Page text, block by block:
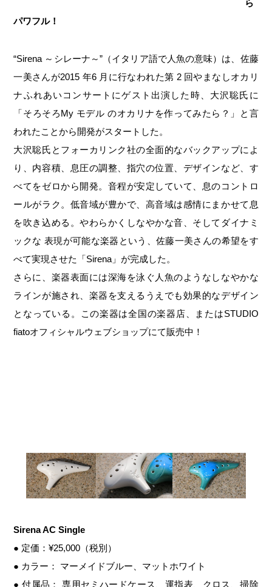
ら
パワフル！
“Sirena ～シレーナ～”（イタリア語で人魚の意味）は、佐藤
一美さんが2015 年6 月に行なわれた第 2 回やまなしオカリ
ナふれあいコンサートにゲスト出演した時、大沢聡氏に
「そろそろMy モデル のオカリナを作ってみたら？」と言
われたことから開発がスタートした。
大沢聡氏とフォーカリンク社の全面的なバックアップによ
り、内容積、息圧の調整、指穴の位置、デザインなど、す
べてをゼロから開発。音程が安定していて、息のコントロ
ールがラク。低音域が豊かで、高音域は感情にまかせて息
を吹き込める。やわらかくしなやかな音、そしてダイナミ
ックな 表現が可能な楽器という、佐藤一美さんの希望をす
べて実現させた「Sirena」が完成した。
さらに、楽器表面には深海を泳ぐ人魚のようなしなやかな
ラインが施され、楽器を支えるうえでも効果的なデザイン
となっている。この楽器は全国の楽器店、またはSTUDIO
fiatoオフィシャルウェブショップにて販売中！
Sirena AC Single
● 定価：¥25,000（税別）
● カラー： マーメイドブルー、マットホワイト
● 付属品： 専用セミハードケース、運指表、クロス、掃除